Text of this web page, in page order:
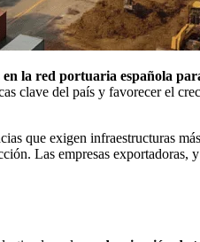
en la red portuaria española
clave del país y favorecer el
que exigen infraestructuras
Las empresas exportadoras,